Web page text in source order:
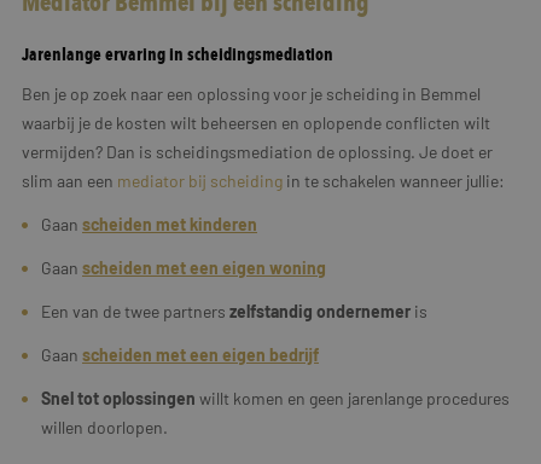
Jarenlange ervaring in scheidingsmediation
Ben je op zoek naar een oplossing voor je scheiding in Bemmel
waarbij je de kosten wilt beheersen en oplopende conflicten wilt
vermijden? Dan is scheidingsmediation de oplossing. Je doet er
slim aan een mediator bij scheiding in te schakelen wanneer jullie:
Gaan scheiden met kinderen
Gaan scheiden met een eigen woning
Een van de twee partners zelfstandig ondernemer is
Gaan scheiden met een eigen bedrijf
Snel tot oplossingen willt komen en geen jarenlange procedures
willen doorlopen.